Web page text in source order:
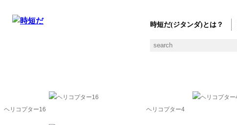
時短だ(ジタンダ)とは？
ヘリコプター16 ヘリコプター4